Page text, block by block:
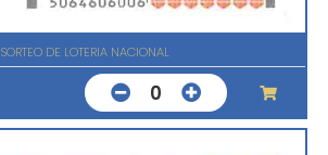
SORTEO DE LOTERIA NACIONAL
0